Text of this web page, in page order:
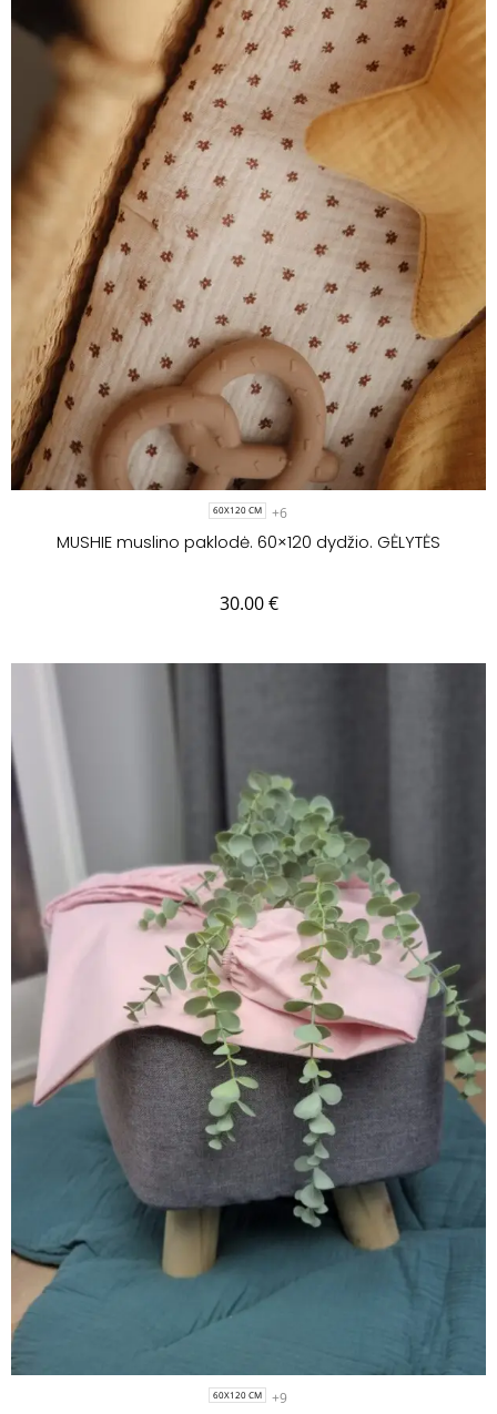
60X120 CM +6
MUSHIE muslino paklodė. 60×120 dydžio. GĖLYTĖS
30.00€
60X120 CM +9